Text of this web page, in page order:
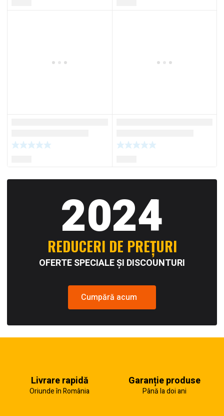
2024
REDUCERI DE PREȚURI
OFERTE SPECIALE ȘI DISCOUNTURI
Cumpără acum
Livrare rapidă
Oriunde în România
Garanție produse
Până la doi ani